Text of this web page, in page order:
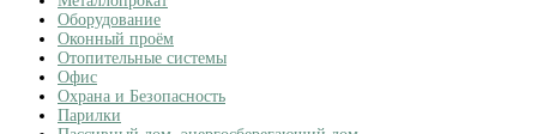
Оборудование
Оконный проём
Отопительные системы
Офис
Охрана и Безопасность
Парилки